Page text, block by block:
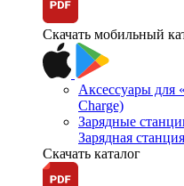
Скачать мобильный
Аксессуары для
Charge)
Зарядные
Зарядная
Скачать каталог